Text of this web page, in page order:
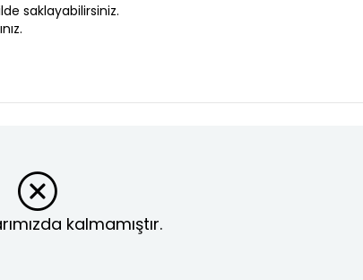
saklayabilirsiniz.
kalmamıştır.